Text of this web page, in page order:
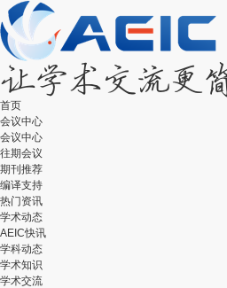
首页
会议中心
会议中心
往期会议
期刊推荐
编译支持
热门资讯
学术动态
AEIC快讯
学科动态
学术知识
学术交流